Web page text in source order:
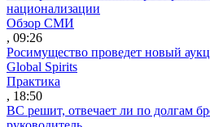
национализации
Обзор СМИ
, 09:26
Росимущество проведет новый
Global Spirits
Практика
, 18:50
ВС решит, отвечает ли по долгам